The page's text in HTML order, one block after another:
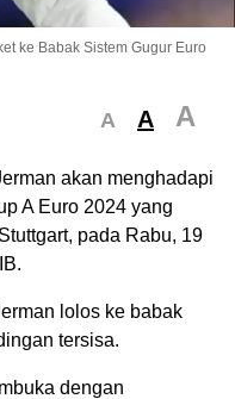
ke Babak Sistem Gugur Euro
A A A
akan menghadapi
A Euro 2024 yang
pada Rabu, 19
lolos ke babak
tersisa.
dengan